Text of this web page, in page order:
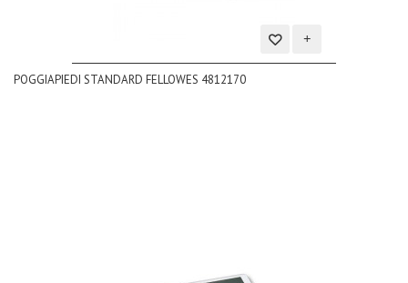
Aggiungi
POGGIAPIEDI STANDARD FELLOWES 4812170